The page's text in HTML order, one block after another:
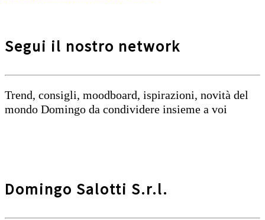
Segui il nostro network
Trend, consigli, moodboard, ispirazioni, novità del
mondo Domingo da condividere insieme a voi
Domingo Salotti S.r.l.